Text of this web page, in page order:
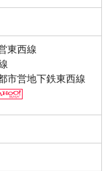
東西線
市営地下鉄東西線